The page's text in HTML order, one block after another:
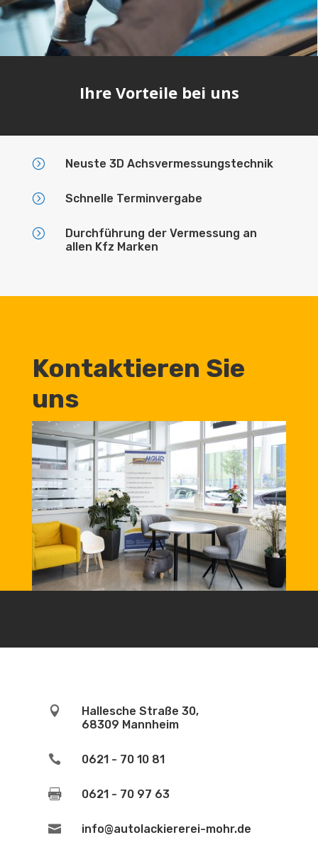
Ihre Vorteile bei uns
= Neuste 3D Achsvermessungstechnik
= Schnelle Terminvergabe
=
Durchführung der Vermessung an
allen Kfz Marken
Kontaktieren Sie
uns

Hallesche Straße 30,
68309 Mannheim
 0621 - 70 10 81
 0621 - 70 97 63
 info@autolackiererei-mohr.de